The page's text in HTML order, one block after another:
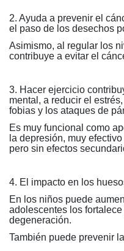
2. Ayuda a prevenir el
el paso de los desechos
Asimismo, al regular los
contribuye a evitar el
3. Hacer ejercicio
mental, a reducir el
fobias y los ataques de
Es muy funcional como
la depresión, muy
pero sin efectos
4. El impacto en los
En los niños puede
adolescentes los
degeneración.
También puede prevenir